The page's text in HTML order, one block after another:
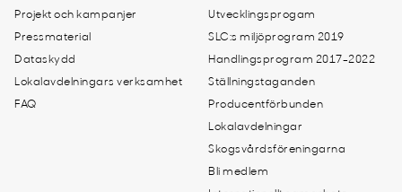
Projekt och kampanjer
Pressmaterial
Dataskydd
Lokalavdelningars verksamhet
FAQ
Utvecklingsprogam
SLC:s miljöprogram 2019
Handlingsprogram 2017-2022
Ställningstaganden
Producentförbunden
Lokalavdelningar
Skogsvårdsföreningarna
Bli medlem